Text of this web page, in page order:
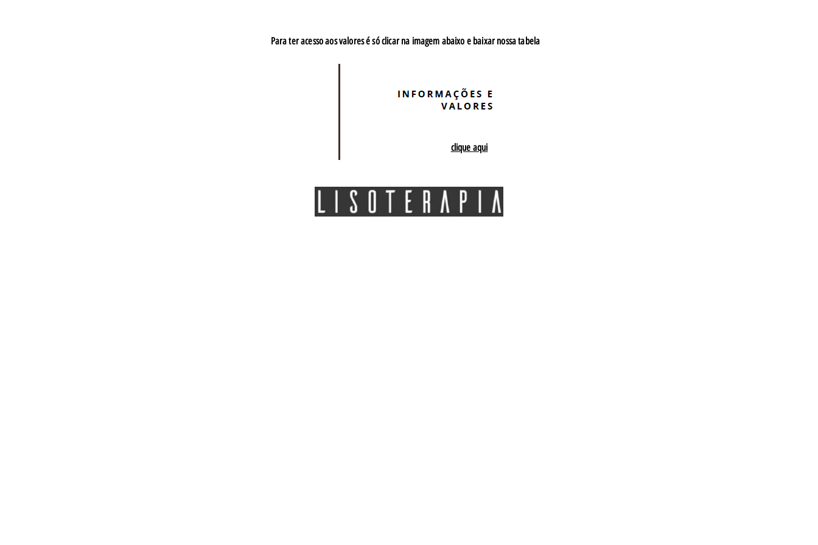
Para ter acesso aos valores é só clicar na imagem abaixo e baixar nossa tabela
clique aqui